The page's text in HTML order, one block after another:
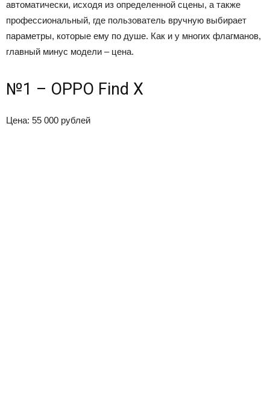
автоматически, исходя из определенной сцены, а также
профессиональный, где пользователь вручную выбирает
параметры, которые ему по душе. Как и у многих флагманов,
главный минус модели – цена.
№1 – OPPO Find X
Цена: 55 000 рублей